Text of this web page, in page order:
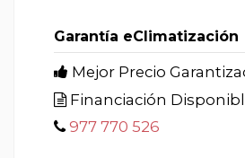
Garantía eClimatización
Mejor Precio
Financiación
977 770 526